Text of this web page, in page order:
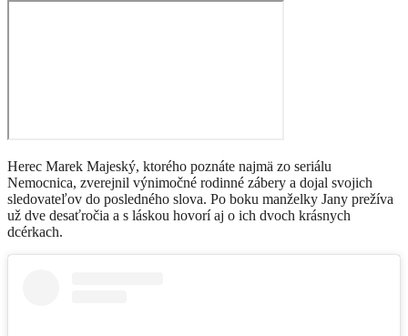
Herec Marek Majeský, ktorého poznáte najmä zo seriálu
Nemocnica, zverejnil výnimočné rodinné zábery a dojal svojich
sledovateľov do posledného slova. Po boku manželky Jany prežíva
už dve desaťročia a s láskou hovorí aj o ich dvoch krásnych
dcérkach.